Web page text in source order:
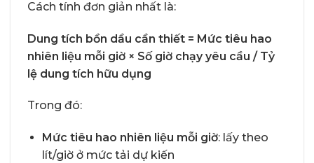
Cách tính đơn giản nhất là:
Dung tích bồn dầu cần thiết = Mức tiêu hao
nhiên liệu mỗi giờ × Số giờ chạy yêu cầu / Tỷ
lệ dung tích hữu dụng
Trong đó:
Mức tiêu hao nhiên liệu mỗi giờ: lấy theo
lít/giờ ở mức tải dự kiến